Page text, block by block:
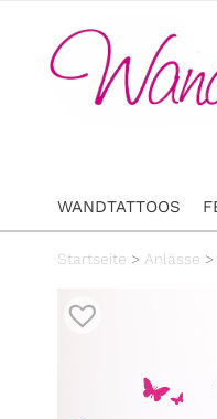
WANDTATTOOS
Startseite > Anlässe >